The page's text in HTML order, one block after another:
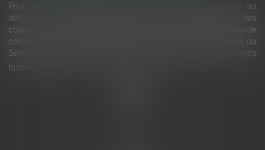
Pour une gestion patrimoniale des monuments historiques au
service du développement économique et touristique des
collectivités Le monument historique a longtemps été regardé
comme une charge. Le rapport que la commission de la culture du
Sénat a consacré, en juillet 2026, à la gestion des monuments
historiques invite à y voir aussi une ressour...